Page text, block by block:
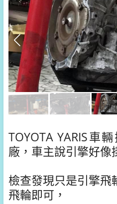
TOYOTA YARIS車
廠，車主說引擎好像
檢查發現只是引擎飛
飛輪即可，